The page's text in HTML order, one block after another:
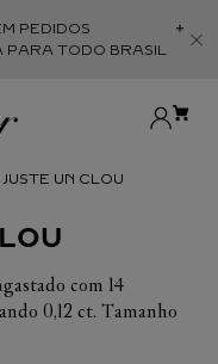
PEDIDOS
PARA TODO BRASIL
UN CLOU
com 14
0,12 ct. Tamanho